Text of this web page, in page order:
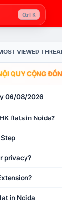
Ctrl K
VIEWED
QUY CỘNG
06/08/2026
flats in Noida?
privacy?
in Noida